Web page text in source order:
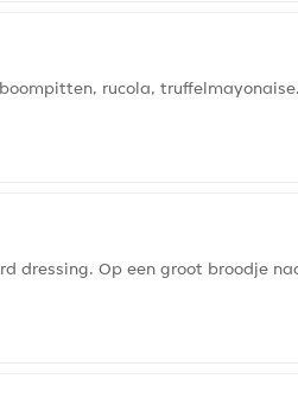
rucola,
dressing. Op een groot broodje